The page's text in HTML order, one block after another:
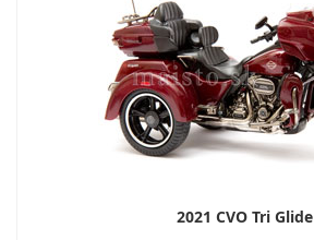
2021 CVO Tri Glide